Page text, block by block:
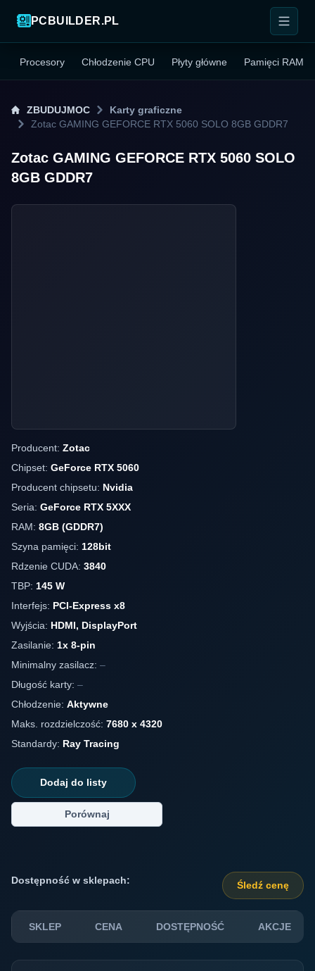
PCBUILDER.PL
Procesory Chłodzenie CPU Płyty główne Pamięci RAM
ZBUDUJMOC
Karty graficzne
Zotac GAMING GEFORCE RTX 5060 SOLO 8GB GDDR7
Zotac GAMING GEFORCE RTX 5060 SOLO
8GB GDDR7
Producent: Zotac
Chipset: GeForce RTX 5060
Producent chipsetu: Nvidia
Seria: GeForce RTX 5XXX
RAM: 8GB (GDDR7)
Szyna pamięci: 128bit
Rdzenie CUDA: 3840
TBP: 145 W
Interfejs: PCI-Express x8
Wyjścia: HDMI, DisplayPort
Zasilanie: 1x 8-pin
Minimalny zasilacz: –
Długość karty: –
Chłodzenie: Aktywne
Maks. rozdzielczość: 7680 x 4320
Standardy: Ray Tracing
Dodaj do listy
Porównaj
Dostępność w sklepach: Śledź cenę
SKLEP CENA DOSTĘPNOŚĆ AKCJE